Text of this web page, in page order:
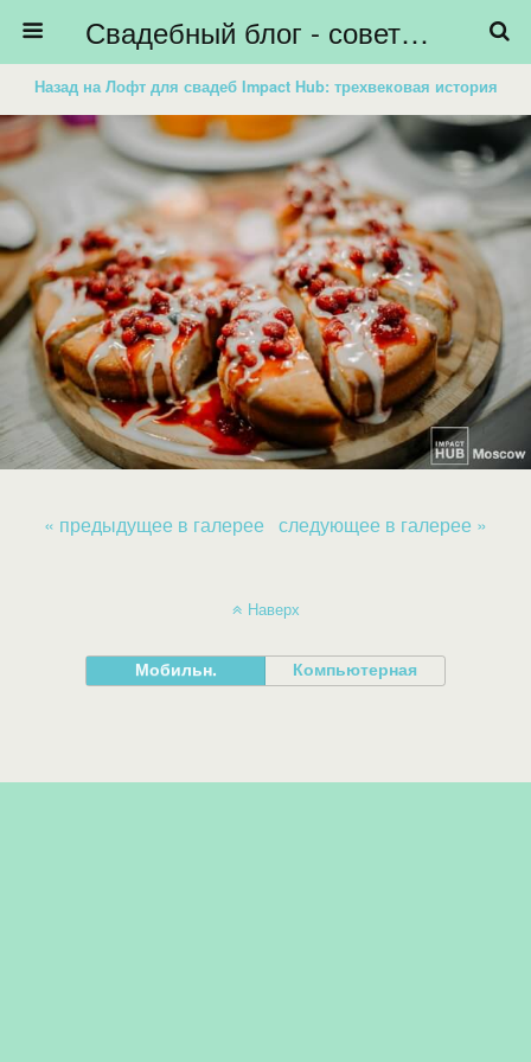
Свадебный блог - советы невестам, подготовка к свадьбе - HiBride
Назад на Лофт для свадеб Impact Hub: трехвековая история
« предыдущее в галерее следующее в галерее »
Наверх
Мобильн. Компьютерная